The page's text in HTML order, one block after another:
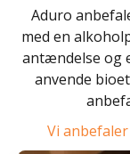
Aduro
med en
antændelse og
anvende
Vi